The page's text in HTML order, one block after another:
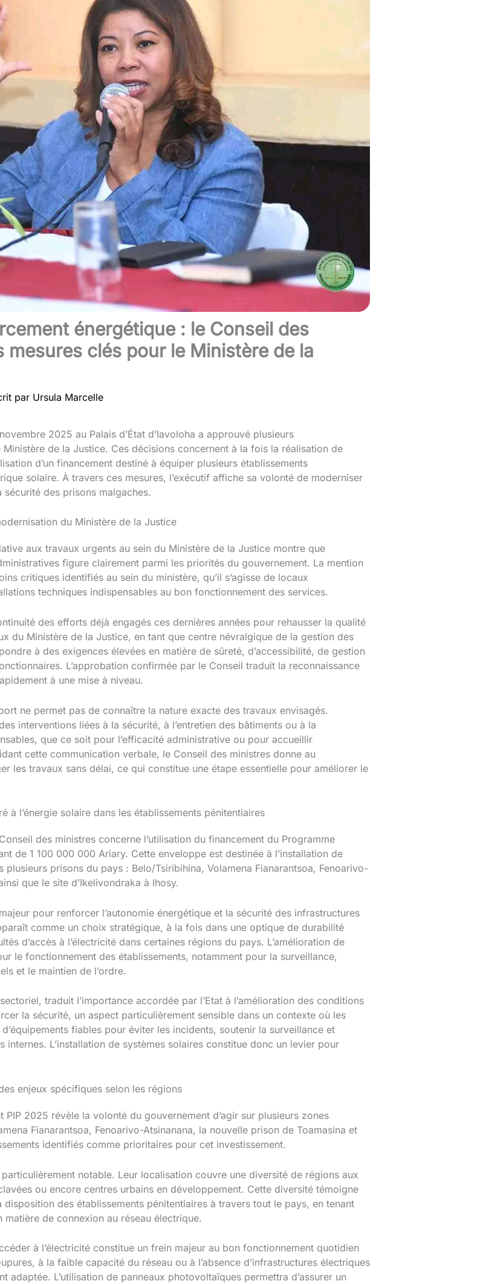
énergétique : le Conseil des
clés pour le Ministère de la
par Ursula Marcelle
2025 au Palais d’État d’Iavoloha a approuvé plusieurs
de la Justice. Ces décisions concernent à la fois la réalisation de
d’un financement destiné à équiper plusieurs établissements
solaire. À travers ces mesures, l’exécutif affiche sa volonté de moderniser
des prisons malgaches.
du Ministère de la Justice
aux travaux urgents au sein du Ministère de la Justice montre que
figure clairement parmi les priorités du gouvernement. La mention
critiques identifiés au sein du ministère, qu’il s’agisse de locaux
techniques indispensables au bon fonctionnement des services.
des efforts déjà engagés ces dernières années pour rehausser la qualité
du Ministère de la Justice, en tant que centre névralgique de la gestion des
à des exigences élevées en matière de sûreté, d’accessibilité, de gestion
L’approbation confirmée par le Conseil traduit la reconnaissance
à une mise à niveau.
ne permet pas de connaître la nature exacte des travaux envisagés.
interventions liées à la sécurité, à l’entretien des bâtiments ou à la
que ce soit pour l’efficacité administrative ou pour accueillir
cette communication verbale, le Conseil des ministres donne au
les travaux sans délai, ce qui constitue une étape essentielle pour améliorer le
à l’énergie solaire dans les établissements pénitentiaires
des ministres concerne l’utilisation du financement du Programme
de 1 100 000 000 Ariary. Cette enveloppe est destinée à l’installation de
plusieurs prisons du pays : Belo/Tsiribihina, Volamena Fianarantsoa, Fenoarivo-
que le site d’Ikelivondraka à Ihosy.
pour renforcer l’autonomie énergétique et la sécurité des infrastructures
comme un choix stratégique, à la fois dans une optique de durabilité
d’accès à l’électricité dans certaines régions du pays. L’amélioration de
le fonctionnement des établissements, notamment pour la surveillance,
et le maintien de l’ordre.
traduit l’importance accordée par l’Etat à l’amélioration des conditions
la sécurité, un aspect particulièrement sensible dans un contexte où les
fiables pour éviter les incidents, soutenir la surveillance et
L’installation de systèmes solaires constitue donc un levier pour
enjeux spécifiques selon les régions
2025 révèle la volonté du gouvernement d’agir sur plusieurs zones
Fianarantsoa, Fenoarivo-Atsinanana, la nouvelle prison de Toamasina et
identifiés comme prioritaires pour cet investissement.
notable. Leur localisation couvre une diversité de régions aux
ou encore centres urbains en développement. Cette diversité témoigne
des établissements pénitentiaires à travers tout le pays, en tenant
de connexion au réseau électrique.
à l’électricité constitue un frein majeur au bon fonctionnement quotidien
à la faible capacité du réseau ou à l’absence d’infrastructures électriques
adaptée. L’utilisation de panneaux photovoltaïques permettra d’assurer un